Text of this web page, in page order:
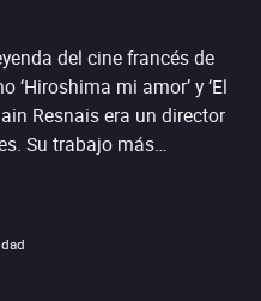
del cine francés de
mi amor’ y ‘El
Resnais era un director
Su trabajo más
cortometraje ‘Noche y
campo de
entonces ya desierto, y